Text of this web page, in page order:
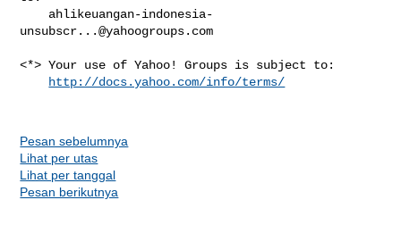
ahlikeuangan-indonesia-
unsubscr...@yahoogroups.com
<*> Your use of Yahoo! Groups is subject to:
http://docs.yahoo.com/info/terms/
Pesan sebelumnya
Lihat per utas
Lihat per tanggal
Pesan berikutnya